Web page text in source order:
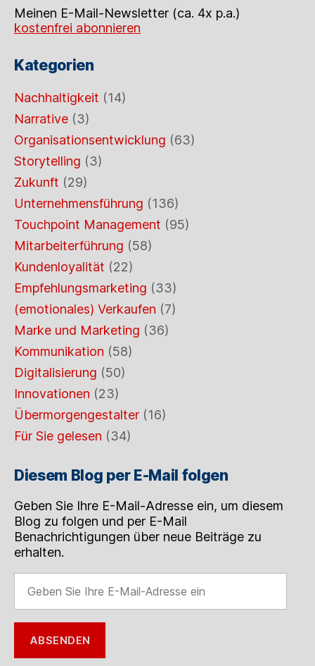
Meinen E-Mail-Newsletter (ca. 4x p.a.)
kostenfrei abonnieren
Kategorien
Nachhaltigkeit (14)
Narrative (3)
Organisationsentwicklung (63)
Storytelling (3)
Zukunft (29)
Unternehmensführung (136)
Touchpoint Management (95)
Mitarbeiterführung (58)
Kundenloyalität (22)
Empfehlungsmarketing (33)
(emotionales) Verkaufen (7)
Marke und Marketing (36)
Kommunikation (58)
Digitalisierung (50)
Innovationen (23)
Übermorgengestalter (16)
Für Sie gelesen (34)
Diesem Blog per E-Mail folgen
Geben Sie Ihre E-Mail-Adresse ein, um diesem
Blog zu folgen und per E-Mail
Benachrichtigungen über neue Beiträge zu
erhalten.
Sie
Ihre
E-
Mail-
Adresse
ABSENDEN